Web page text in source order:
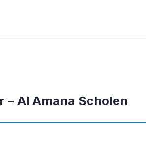
Al Amana Scholen